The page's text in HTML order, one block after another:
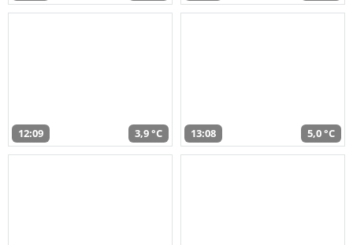
12:09 3,9 °C 13:08 5,0 °C